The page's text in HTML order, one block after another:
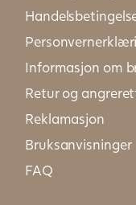
Informasjon om
Retur og
Reklamasjon
Bruksanvisninger
FAQ